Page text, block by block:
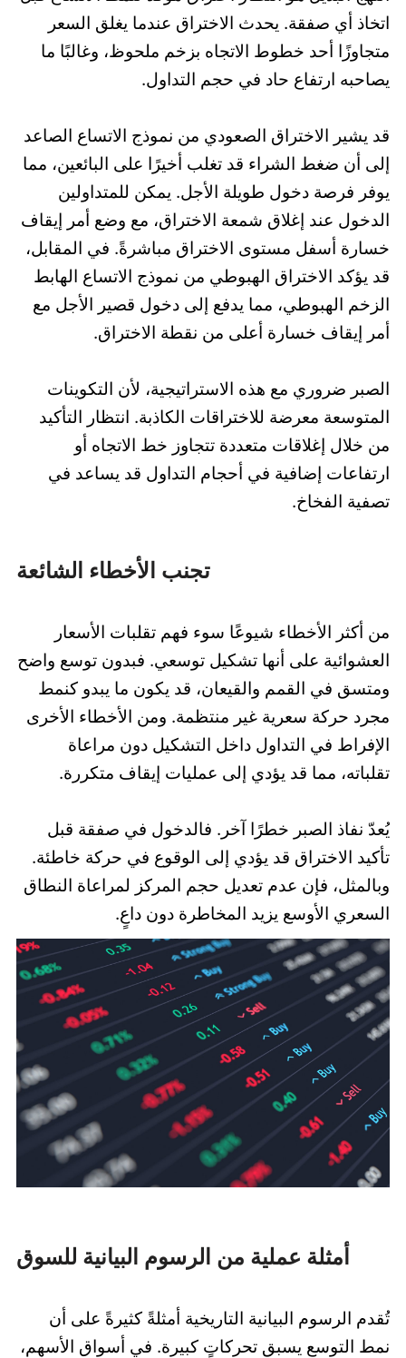
اتخاذ أي صفقة. يحدث الاختراق عندما يغلق السعر
متجاوزًا أحد خطوط الاتجاه بزخم ملحوظ، وغالبًا ما
يصاحبه ارتفاع حاد في حجم التداول.
قد يشير الاختراق الصعودي من نموذج الاتساع الصاعد
إلى أن ضغط الشراء قد تغلب أخيرًا على البائعين، مما
يوفر فرصة دخول طويلة الأجل. يمكن للمتداولين
الدخول عند إغلاق شمعة الاختراق، مع وضع أمر إيقاف
خسارة أسفل مستوى الاختراق مباشرةً. في المقابل،
قد يؤكد الاختراق الهبوطي من نموذج الاتساع الهابط
الزخم الهبوطي، مما يدفع إلى دخول قصير الأجل مع
أمر إيقاف خسارة أعلى من نقطة الاختراق.
الصبر ضروري مع هذه الاستراتيجية، لأن التكوينات
المتوسعة معرضة للاختراقات الكاذبة. انتظار التأكيد
من خلال إغلاقات متعددة تتجاوز خط الاتجاه أو
ارتفاعات إضافية في أحجام التداول قد يساعد في
تصفية الفخاخ.
تجنب الأخطاء الشائعة
من أكثر الأخطاء شيوعًا سوء فهم تقلبات الأسعار
العشوائية على أنها تشكيل توسعي. فبدون توسع واضح
ومتسق في القمم والقيعان، قد يكون ما يبدو كنمط
مجرد حركة سعرية غير منتظمة. ومن الأخطاء الأخرى
الإفراط في التداول داخل التشكيل دون مراعاة
تقلباته، مما قد يؤدي إلى عمليات إيقاف متكررة.
يُعدّ نفاذ الصبر خطرًا آخر. فالدخول في صفقة قبل
تأكيد الاختراق قد يؤدي إلى الوقوع في حركة خاطئة.
وبالمثل، فإن عدم تعديل حجم المركز لمراعاة النطاق
السعري الأوسع يزيد المخاطرة دون داعٍ.
أمثلة عملية من الرسوم البيانية للسوق
تُقدم الرسوم البيانية التاريخية أمثلةً كثيرةً على أن
نمط التوسع يسبق تحركاتٍ كبيرة. في أسواق الأسهم،